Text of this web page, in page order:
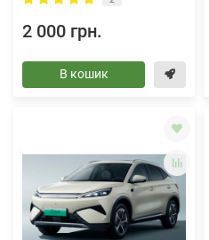
2 000 грн.
В кошик